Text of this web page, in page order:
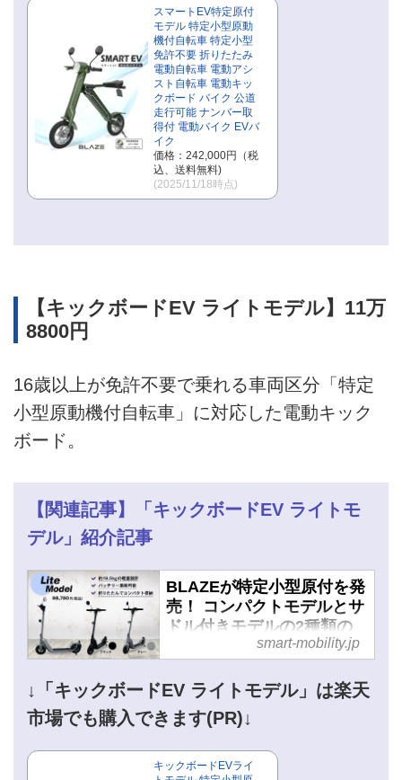
スマートEV特定原付
モデル 特定小型原動
機付自転車 特定小型
免許不要 折りたたみ
電動自転車 電動アシ
スト自転車 電動キッ
クボード バイク 公道
走行可能 ナンバー取
得付 電動バイク EVバ
イク
価格：242,000円（税
込、送料無料)
(2025/11/18時点)
【キックボードEV ライトモデル】11万
8800円
16歳以上が免許不要で乗れる車両区分「特定
小型原動機付自転車」に対応した電動キック
ボード。
【関連記事】「キックボードEV ライトモ
デル」紹介記事
BLAZEが特定小型原付を発
売！ コンパクトモデルとサ
ドル付きモデルの2種類の
電動キックボードから選べ
る - スマートモビリティJP
smart-mobility.jp
↓「キックボードEV ライトモデル」は楽天
市場でも購入できます(PR)↓
キックボードEVライ